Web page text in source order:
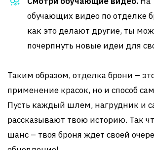
обучающих видео по отделке
как это делают другие, ты
почерпнуть новые идеи для
Таким образом, отделка брони –
применение красок, но и способ
Пусть каждый шлем, нагрудник и
рассказывают твою историю. Так
шанс – твоя броня ждет своей